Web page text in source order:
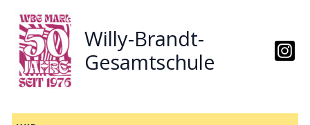
Inhalt
springen
Willy-Brandt-
Gesamtschule